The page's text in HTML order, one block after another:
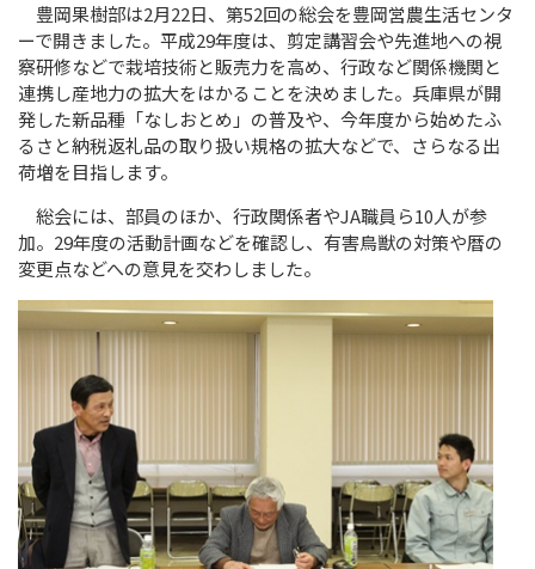
豊岡果樹部は2月22日、第52回の総会を豊岡営農生活センタ
ーで開きました。平成29年度は、剪定講習会や先進地への視
察研修などで栽培技術と販売力を高め、行政など関係機関と
連携し産地力の拡大をはかることを決めました。兵庫県が開
発した新品種「なしおとめ」の普及や、今年度から始めたふ
るさと納税返礼品の取り扱い規格の拡大などで、さらなる出
荷増を目指します。
総会には、部員のほか、行政関係者やJA職員ら10人が参
加。29年度の活動計画などを確認し、有害鳥獣の対策や暦の
変更点などへの意見を交わしました。